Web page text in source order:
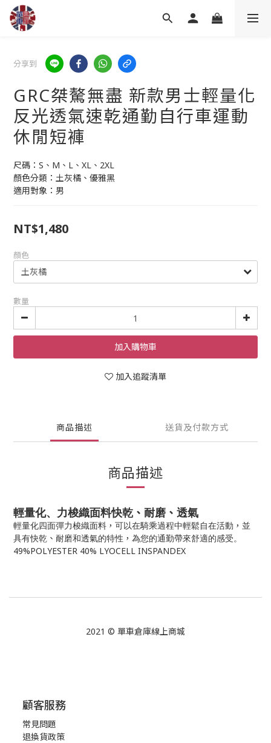
分享到
GRC桀驁無盡 新款男士輕量化
反光透氣速乾通勤自行車運動
休閒短褲
尺碼：S、M、L、XL、2XL
顏色分類：土灰橘、優雅黑
適用對象：男
NT$1,480
顏色
數量
加入購物車
加入追蹤清單
商品描述 送貨及付款方式
商品描述
輕量化、力梭織面料快乾 、 耐磨、 透氣
輕量化四面彈力梭織面料 ， 可以在騎乘過程中輕鬆自在活動 ， 並
具有快乾 、 耐磨和透氣的特性 ， 為您的通勤帶來舒適的感受。
49%POLYESTER 40% LYOCELL INSPANDEX
2021 © 單車倉庫線上商城
顧客服務
常見問題
退換貨政策